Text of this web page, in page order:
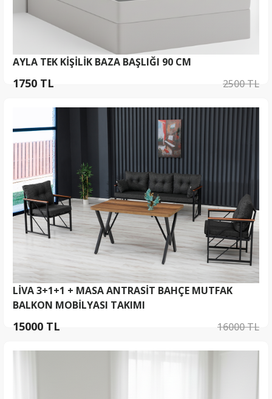
AYLA TEK KİŞİLİK BAZA BAŞLIĞI 90 CM
2500 TL
1750 TL
LİVA 3+1+1 + MASA ANTRASİT BAHÇE MUTFAK
BALKON MOBİLYASI TAKIMI
16000 TL
15000 TL